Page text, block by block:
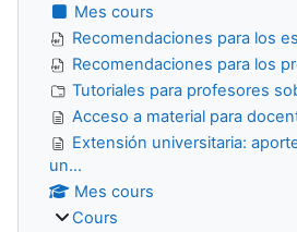
Mes cours
Recomendaciones para los
Recomendaciones para los
Tutoriales para profesores
Acceso a material para
Extensión universitaria:
un...
Mes cours
Cours